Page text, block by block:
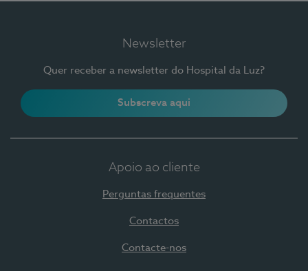
Newsletter
Quer receber a newsletter do Hospital da Luz?
Subscreva aqui
Apoio ao cliente
Perguntas frequentes
Contactos
Contacte-nos